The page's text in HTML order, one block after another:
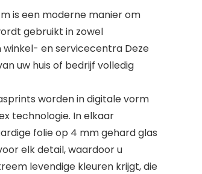
is een moderne manier om
gebruikt in zowel
en servicecentra Deze
uw huis of bedrijf volledig
worden in digitale vorm
technologie. In elkaar
folie op 4 mm gehard glas
elk detail, waardoor u
levendige kleuren krijgt, die